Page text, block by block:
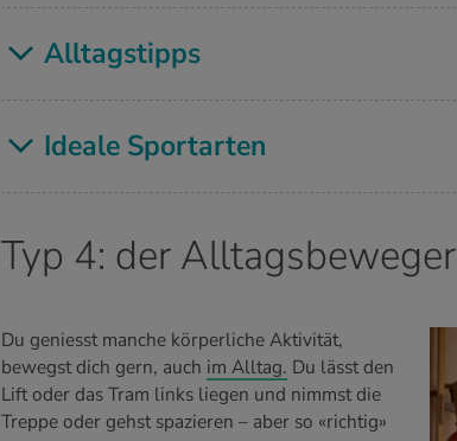
All­tags­tipps
Idea­le Sport­ar­ten
Typ 4: der Alltagsbeweger
Du geniesst manche körperliche Aktivität,
bewegst dich gern, auch im Alltag. Du lässt den
Lift oder das Tram links liegen und nimmst die
Treppe oder gehst spazieren – aber so «richtig»